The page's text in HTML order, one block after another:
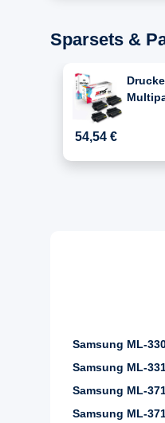
Sparsets &
(MLT-
54,54 €
Samsung ML-
Samsung ML-
Samsung ML-
Samsung ML-